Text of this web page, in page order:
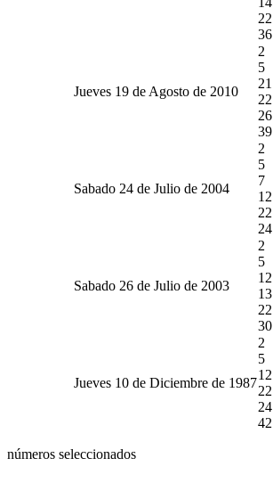
22
36
Jueves 19 de Agosto de 2010
2
5
21
22
26
39
Sabado 24 de Julio de 2004
2
5
7
12
22
24
Sabado 26 de Julio de 2003
2
5
12
13
22
30
Jueves 10 de Diciembre de 1987
2
5
12
22
24
42
números seleccionados